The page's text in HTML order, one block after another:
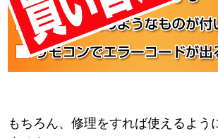
もちろん、修理をすれば使えるよう